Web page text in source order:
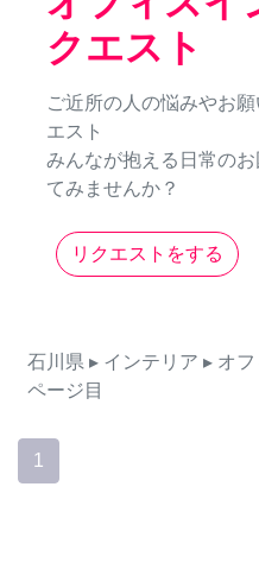
クエスト
ご近所の人の悩みやお
エスト
みんなが抱える日常の
てみませんか？
リクエストをする
石川県 ▸ インテリア ▸ オ
ページ目
1